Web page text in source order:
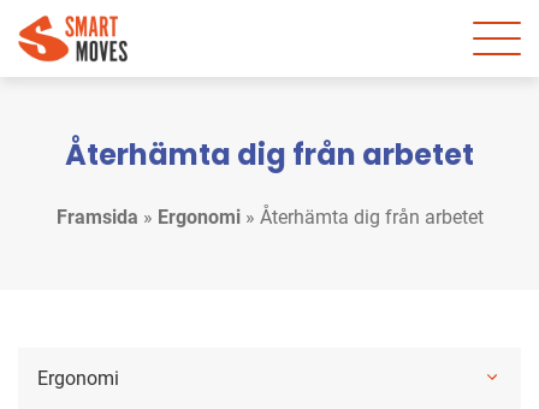
Återhämta dig från arbetet
Framsida » Ergonomi» Återhämta dig från arbetet
Ergonomi